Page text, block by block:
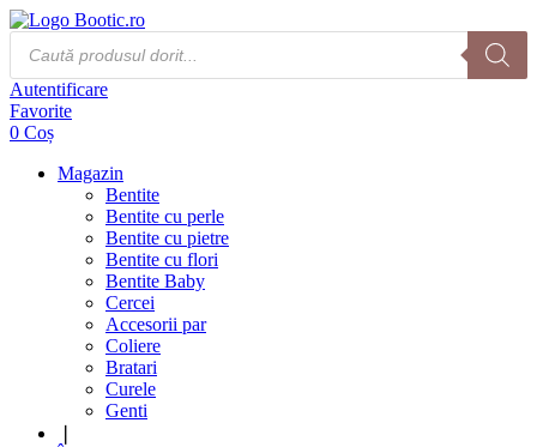
Products
search
Autentificare
Favorite
0 Coș
Magazin
Bentite
Bentite cu perle
Bentite cu pietre
Bentite cu flori
Bentite Baby
Cercei
Accesorii par
Coliere
Bratari
Curele
Genti